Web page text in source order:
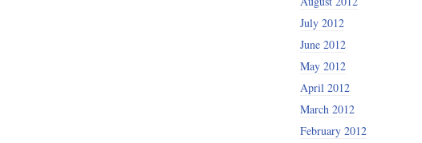
July 2012
June 2012
May 2012
April 2012
March 2012
February 2012